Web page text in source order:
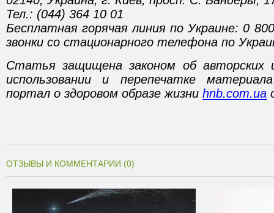
Тел.: (044) 364 10 01
Бесплатная горячая линия по Украине: 0
звонки со стационарного телефона по
Статья защищена законом об авторских
использовании и перепечатке
портал о здоровом образе жизни hnb.com.ua
ОТЗЫВЫ И КОММЕНТАРИИ (0)